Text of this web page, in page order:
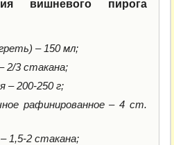
вишневого пирога
– 150 мл;
2/3 стакана;
– 200-250 г;
рафинированное – 4 ст.
1,5-2 стакана;